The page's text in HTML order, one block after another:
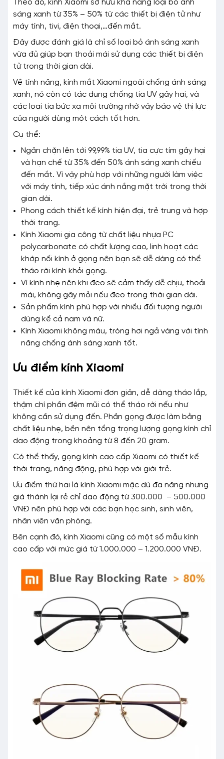
Theo đó, kính Xiaomi sở hữu khả năng loại bỏ ánh
sáng xanh từ 35% – 50% từ các thiết bị điện tử như
máy tính, tivi, điện thoại,…đến mắt.
Đây được đánh giá là chỉ số loại bỏ ánh sáng xanh
vừa đủ giúp bạn thoải mái sử dụng các thiết bị điện
tử trong thời gian dài.
Về tính năng, kính mắt Xiaomi ngoài chống ánh sáng
xanh, nó còn có tác dụng chống tia UV gây hại, và
các loại tia bức xạ môi trường nhờ vậy bảo vệ thị lực
của người dùng một cách tốt hơn.
Cụ thể:
Ngăn chặn lên tới 99,99% tia UV, tia cực tím gây hại
và hạn chế từ 35% đến 50% ánh sáng xanh chiếu
đến mắt. Vì vậy phù hợp với những người làm việc
với máy tính, tiếp xúc ánh nắng mặt trời trong thời
gian dài.
Phong cách thiết kế kính hiện đại, trẻ trung và hợp
thời trang.
Kính Xiaomi gia công từ chất liệu nhựa PC
polycarbonate có chất lượng cao, linh hoạt các
khớp nối kính ở gọng nên bạn sẽ dễ dàng có thể
tháo rời kính khỏi gọng.
Vì kính nhẹ nên khi đeo sẽ cảm thấy dễ chịu, thoải
mái, không gây mỏi nếu đeo trong thời gian dài.
Sản phẩm kính phù hợp với nhiều đối tượng người
dùng kể cả nam và nữ.
Kính Xiaomi không màu, tròng hơi ngả vàng với tính
năng chống ánh sáng xanh tốt.
Ưu điểm kính Xiaomi
Thiết kế của kính Xiaomi đơn giản, dễ dàng tháo lắp,
thậm chí phần đệm mũi có thể tháo rời nếu như
không cần sử dụng đến. Phần gọng được làm bằng
chất liệu nhẹ, bền nên tổng trọng lượng gọng kính chỉ
dao động trong khoảng từ 8 đến 20 gram.
Có thể thấy, gọng kính cao cấp Xiaomi có thiết kế
thời trang, năng động, phù hợp với giới trẻ.
Ưu điểm thứ hai là kính Xiaomi mặc dù đa năng nhưng
giá thành lại rẻ chỉ dao động từ 300.000 – 500.000
VNĐ nên phù hợp với các bạn học sinh, sinh viên,
nhân viên văn phòng.
Bên cạnh đó, kính Xiaomi cũng có một số mẫu kính
cao cấp với mức giá từ 1.000.000 – 1.200.000 VNĐ.